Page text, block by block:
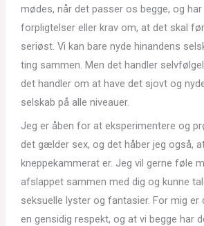
mødes, når det passer os begge, og har
forpligtelser eller krav om, at det skal
seriøst. Vi kan bare nyde hinandens
ting sammen. Men det handler
det handler om at have det sjovt og
selskab på alle niveauer.
Jeg er åben for at eksperimentere og
det gælder sex, og det håber jeg også,
kneppekammerat er. Jeg vil gerne føle
afslappet sammen med dig og kunne
seksuelle lyster og fantasier. For mig er
en gensidig respekt, og at vi begge har